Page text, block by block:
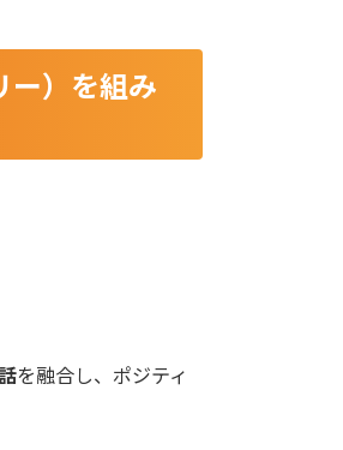
ー）を組み
を融合し、ポジティ